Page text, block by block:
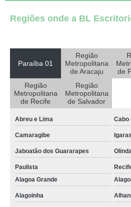
preço de espaço coworking advogados
espaço de coworking para empresas Brejo
preço de espaço para coworking Alagoa
coworking espaço orçar Esperança
preço de espaço coworking locação
espaço de coworking orçar Piancó
Regiões onde a BL
Paraíba 01
Região
Metropolitana
de Aracaju
de
Região
Metropolitana
de Recife
Região
Metropolitana
de Salvador
Abreu e Lima Cabo
Camaragibe
Jaboatão dos Guararapes Olinda
Paulista
Alagoa Grande
Alagoinha